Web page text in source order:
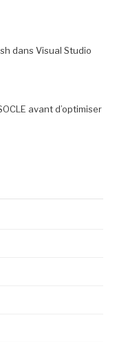
dans Visual Studio
avant d’optimiser